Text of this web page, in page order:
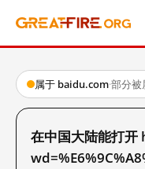
属于 baidu.com·部分被
在中国大陆能打